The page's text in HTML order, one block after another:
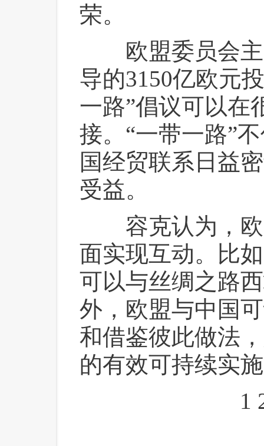
荣。
欧盟委员会主
导的3150亿欧元
一路”倡议可以在
接。“一带一路”
国经贸联系日益
受益。
容克认为，欧
面实现互动。比
可以与丝绸之路
外，欧盟与中国
和借鉴彼此做法
的有效可持续实
1